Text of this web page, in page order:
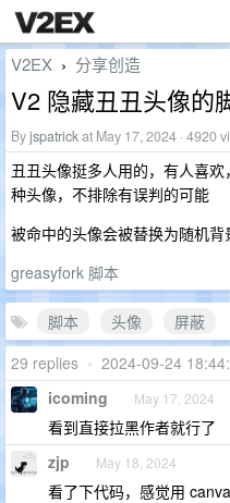
V2EX › 分享创造
V2 隐藏丑丑头像的
Byjspatrickat May 17, 2024 · 4920
丑丑头像挺多人用的，有人喜
种头像，不排除有误判的可能
被命中的头像会被替换为随机
greasyfork 脚本
脚本 头像
屏蔽
29 replies • 2024-09-24
icoming May 17, 2024
看到直接拉黑作者就行了
zjp May 18, 2024
看了下代码，感觉用